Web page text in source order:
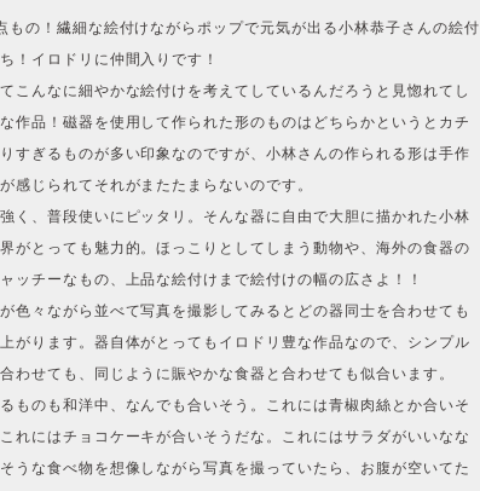
もの！繊細な絵付けながらポップで元気が出る小林恭子さんの絵付
！イロドリに仲間入りです！
こんなに細やかな絵付けを考えてしているんだろうと見惚れてし
作品！磁器を使用して作られた形のものはどちらかというとカチ
すぎるものが多い印象なのですが、小林さんの作られる形は手作
感じられてそれがまたたまらないのです。
く、普段使いにピッタリ。そんな器に自由で大胆に描かれた小林
がとっても魅力的。ほっこりとしてしまう動物や、海外の食器の
ッチーなもの、上品な絵付けまで絵付けの幅の広さよ！！
色々ながら並べて写真を撮影してみるとどの器同士を合わせても
がります。器自体がとってもイロドリ豊な作品なので、シンプル
わせても、同じように賑やかな食器と合わせても似合います。
ものも和洋中、なんでも合いそう。これには青椒肉絲とか合いそ
れにはチョコケーキが合いそうだな。これにはサラダがいいなな
うな食べ物を想像しながら写真を撮っていたら、お腹が空いてた